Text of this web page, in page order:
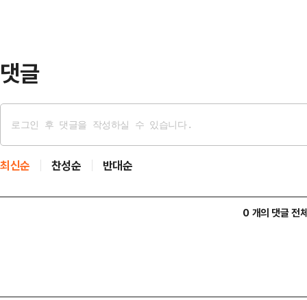
댓글
최신순 찬성순 반대순
0 개의 댓글 전